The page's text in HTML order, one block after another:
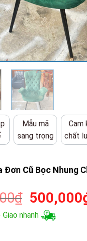
Mẫu mã
sang trọng
Cam
chất
Đơn Cũ Bọc Nhung
₫ Giá
gốc
500,000
nhanh